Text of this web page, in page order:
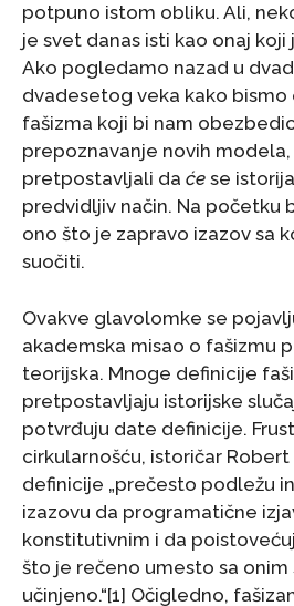
potpuno istom obliku. Ali,
je svet danas isti kao onaj koji
Ako pogledamo nazad u
dvadesetog veka kako
fašizma koji bi nam
prepoznavanje novih
pretpostavljali da će se
predvidljiv način. Na početku
ono što je zapravo izazov sa
suočiti.
Ovakve glavolomke se
akademska misao o fašizmu
teorijska. Mnoge definicije
pretpostavljaju istorijske
potvrđuju date definicije.
cirkularnošću, istoričar
definicije „prečesto podležu
izazovu da programatične
konstitutivnim i da
što je rečeno umesto sa onim
učinjeno.“[1] Očigledno,